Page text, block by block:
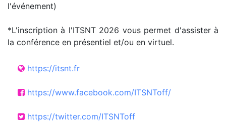
l'événement)
*L'inscription à l'ITSNT 2026 vous permet d'assister à
la conférence en présentiel et/ou en virtuel.
https://itsnt.fr
https://www.facebook.com/ITSNToff/
https://twitter.com/ITSNToff